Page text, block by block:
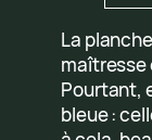
La
maîtresse
Pourtant,
bleue :